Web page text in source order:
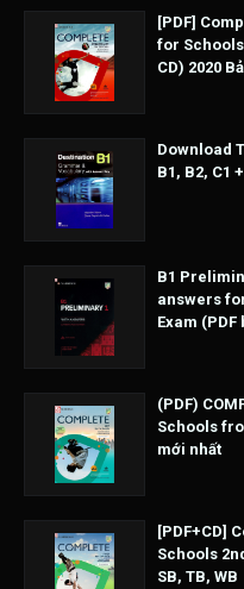
[PDF]
for Schools
CD) 2020
Download
B1, B2, C1
B1
answers
Exam
(PDF)
Schools
mới nhất
[PDF+CD]
Schools
SB, TB, WB